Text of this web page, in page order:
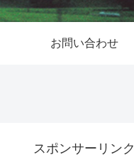
お問い合わせ
スポンサーリンク